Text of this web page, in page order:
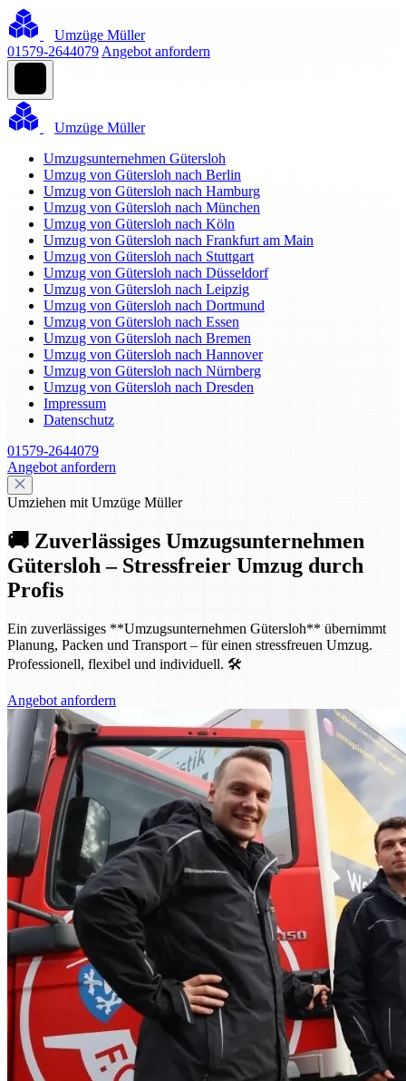
Umzüge Müller
01579-2644079 Angebot anfordern
Umzüge Müller
Umzugsunternehmen Gütersloh
Umzug von Gütersloh nach Berlin
Umzug von Gütersloh nach Hamburg
Umzug von Gütersloh nach München
Umzug von Gütersloh nach Köln
Umzug von Gütersloh nach Frankfurt am Main
Umzug von Gütersloh nach Stuttgart
Umzug von Gütersloh nach Düsseldorf
Umzug von Gütersloh nach Leipzig
Umzug von Gütersloh nach Dortmund
Umzug von Gütersloh nach Essen
Umzug von Gütersloh nach Bremen
Umzug von Gütersloh nach Hannover
Umzug von Gütersloh nach Nürnberg
Umzug von Gütersloh nach Dresden
Impressum
Datenschutz
01579-2644079
Angebot anfordern
Umziehen mit Umzüge Müller
🚚 Zuverlässiges Umzugsunternehmen
Gütersloh – Stressfreier Umzug durch
Profis
Ein zuverlässiges **Umzugsunternehmen Gütersloh** übernimmt
Planung, Packen und Transport – für einen stressfreuen Umzug.
Professionell, flexibel und individuell. 🛠️
Angebot anfordern